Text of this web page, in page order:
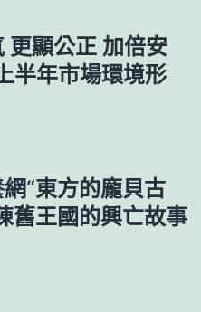
更顯公正 加倍安
年市場環境形
“東方的龐貝古
舊王國的興亡故事